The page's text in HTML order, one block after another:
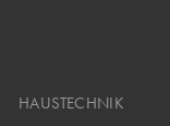
HAUSTECHNIK